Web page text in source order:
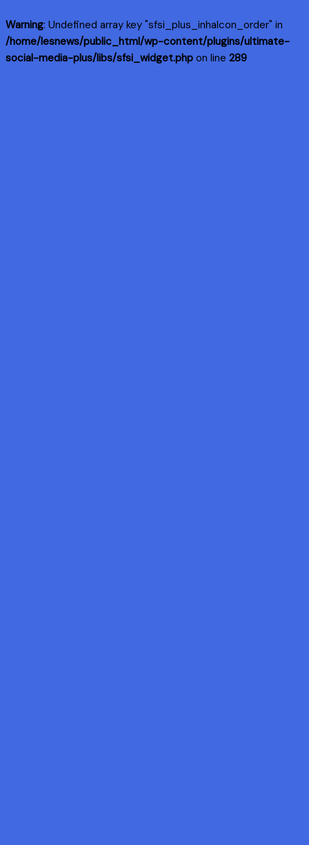
Warning: Undefined array key "sfsi_plus_inhaIcon_order" in
/home/lesnews/public_html/wp-content/plugins/ultimate-
social-media-plus/libs/sfsi_widget.php on line 289